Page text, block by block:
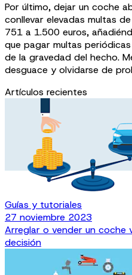
Por último, dejar un coche
conllevar elevadas multas
751 a 1.500 euros,
que pagar multas
de la gravedad del hecho.
desguace y olvidarse de
Artículos recientes
Guías y tutoriales
27 noviembre 2023
Arreglar o vender un coche
decisión